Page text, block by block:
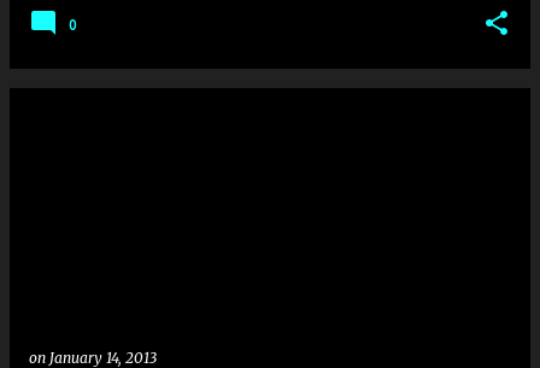
0
on January 14, 2013